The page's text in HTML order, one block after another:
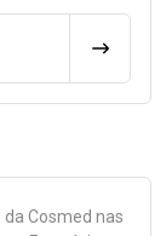
da Cosmed nas